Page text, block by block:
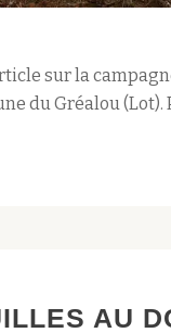
sur la
du Gréalou (Lot).
AU